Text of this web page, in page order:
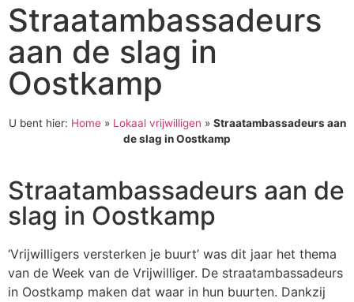
Straatambassadeurs
aan de slag in
Oostkamp
U bent hier: Home» Lokaal vrijwilligen » Straatambassadeurs aan
de slag in Oostkamp
Straatambassadeurs aan de
slag in Oostkamp
‘Vrijwilligers versterken je buurt’ was dit jaar het thema
van de Week van de Vrijwilliger. De straatambassadeurs
in Oostkamp maken dat waar in hun buurten. Dankzij